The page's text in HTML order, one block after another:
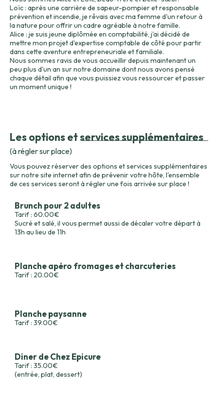
Loïc : après une carrière de sapeur-pompier et responsable
prévention et incendie, je rêvais avec ma femme d'un retour à
la nature pour offrir un cadre agréable à notre famille.
Alice : je suis jeune diplômée en comptabilité, j'ai décidé de
mettre mon projet d'expertise comptable de côté pour partir
dans cette aventure entrepreneuriale et familiale.
Nous sommes ravis de vous accueillir depuis maintenant un
peu plus d'un an sur notre domaine dont nous avons pensé
chaque détail afin que vous puissiez vous ressourcer et passer
un moment unique !
Les options et services supplémentaires
(à régler sur place)
Vous pouvez réserver des options et services supplémentaires
sur notre site internet afin de prévenir votre hôte, l'ensemble
de ces services seront à régler une fois arrivée sur place !
Brunch pour 2 adultes
Tarif : 60.00€
Sucré et salé, il vous permet aussi de décaler votre départ à
13h au lieu de 11h
Planche apéro fromages et charcuteries
Tarif : 20.00€
Planche paysanne
Tarif : 39.00€
Diner de Chez Epicure
Tarif : 35.00€
(entrée, plat, dessert)